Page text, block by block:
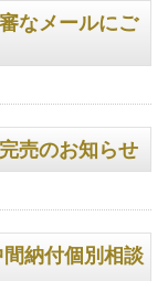
なメールにご
売のお知らせ
間納付個別相談